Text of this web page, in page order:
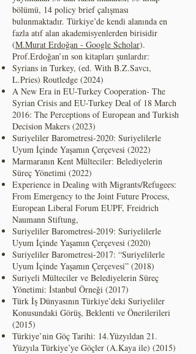
bölümü, 14 policy brief çalışması
bulunmaktadır. Türkiye’de kendi alanında en
fazla atıf alan akademisyenlerden birisidir
(‪M.Murat Erdoğan - ‪Google Scholar).
Prof.Erdoğan’ın son kitapları şunlardır:
Syrians in Turkey, (ed. With B.Z.Savcı,
L.Pries) Routledge (2024)
A New Era in EU-Turkey Cooperation- The
Syrian Crisis and EU-Turkey Deal of 18 March
2016: The Perceptions of European and Turkish
Decision Makers (2023)
Suriyeliler Barometresi-2020: Suriyelilerle
Uyum İçinde Yaşamın Çerçevesi (2022)
Marmaranın Kent Mülteciler: Belediyelerin
Süreç Yönetimi (2022)
Experience in Dealing with Migrants/Refugees:
From Emergency to the Joint Future Process,
European Liberal Forum EUPF, Freidrich
Naumann Stiftung,
Suriyeliler Barometresi-2019: Suriyelilerle
Uyum İçinde Yaşamın Çerçevesi (2020)
Suriyeliler Barometresi-2017: “Suriyelilerle
Uyum İçinde Yaşamın Çerçevesi” (2018)
Suriyeli Mülteciler ve Belediyelerin Süreç
Yönetimi: İstanbul Örneği (2017)
Türk İş Dünyasının Türkiye’deki Suriyeliler
Konusundaki Görüş, Beklenti ve Önerilerileri
(2015)
Türkiye’nin Göç Tarihi: 14.Yüzyıldan 21.
Yüzyıla Türkiye’ye Göçler (A.Kaya ile) (2015)